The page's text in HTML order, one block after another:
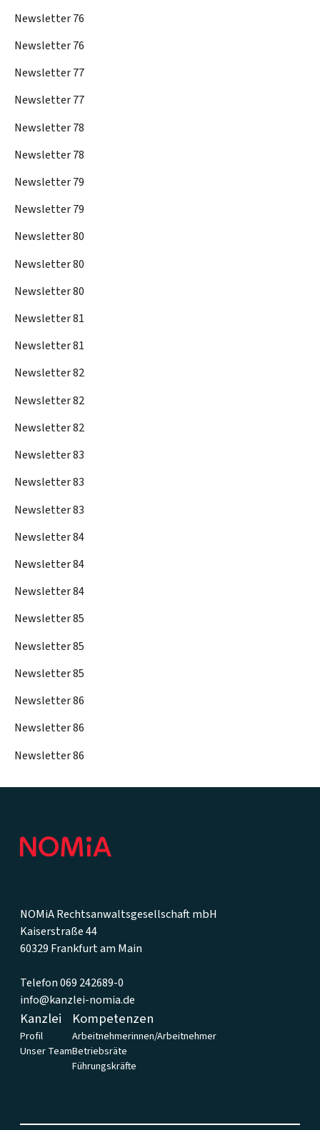
Newsletter 76
Newsletter 76
Newsletter 77
Newsletter 77
Newsletter 78
Newsletter 78
Newsletter 79
Newsletter 79
Newsletter 80
Newsletter 80
Newsletter 80
Newsletter 81
Newsletter 81
Newsletter 82
Newsletter 82
Newsletter 82
Newsletter 83
Newsletter 83
Newsletter 83
Newsletter 84
Newsletter 84
Newsletter 84
Newsletter 85
Newsletter 85
Newsletter 85
Newsletter 86
Newsletter 86
Newsletter 86
NOMiA Rechtsanwaltsgesellschaft mbH
Kaiserstraße 44
60329 Frankfurt am Main
Telefon 069 242689-0
info@kanzlei-nomia.de
Kanzlei
Profil
Unser Team
Kompetenzen
Arbeitnehmerinnen/Arbeitnehmer
Betriebsräte
Führungskräfte